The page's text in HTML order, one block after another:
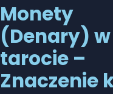
Monety
(Denary) w
tarocie –
Znaczenie